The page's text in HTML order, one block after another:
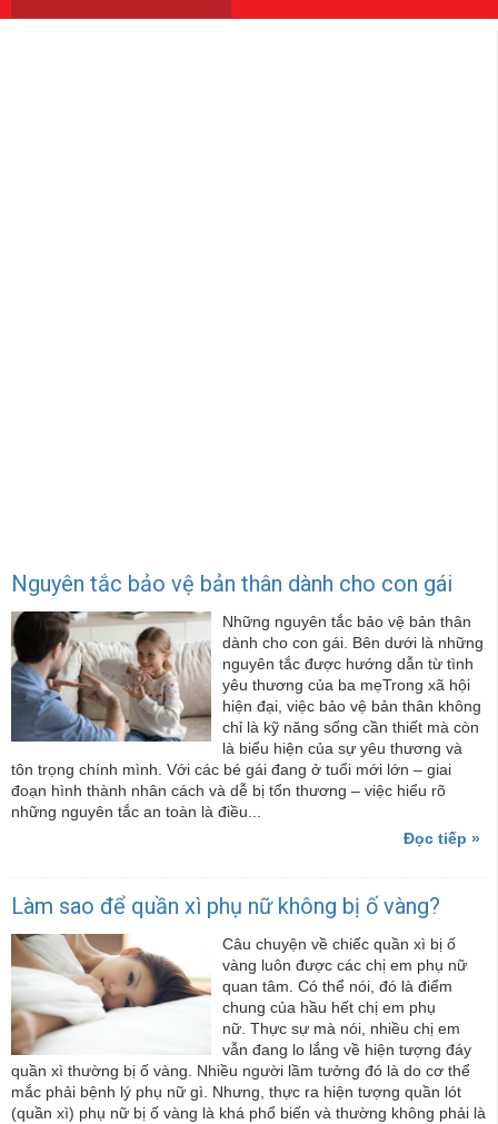
Nguyên tắc bảo vệ bản thân dành cho con gái
Những nguyên tắc bảo vệ bản thân
dành cho con gái. Bên dưới là những
nguyên tắc được hướng dẫn từ tình
yêu thương của ba mẹTrong xã hội
hiện đại, việc bảo vệ bản thân không
chỉ là kỹ năng sống cần thiết mà còn
là biểu hiện của sự yêu thương và
tôn trọng chính mình. Với các bé gái đang ở tuổi mới lớn – giai
đoạn hình thành nhân cách và dễ bị tổn thương – việc hiểu rõ
những nguyên tắc an toàn là điều...
Đọc tiếp »
Làm sao để quần xì phụ nữ không bị ố vàng?
Câu chuyện về chiếc quần xì bị ố
vàng luôn được các chị em phụ nữ
quan tâm. Có thể nói, đó là điểm
chung của hầu hết chị em phụ
nữ. Thực sự mà nói, nhiều chị em
vẫn đang lo lắng về hiện tượng đáy
quần xì thường bị ố vàng. Nhiều người lầm tưởng đó là do cơ thể
mắc phải bệnh lý phụ nữ gì. Nhưng, thực ra hiện tượng quần lót
(quần xì) phụ nữ bị ố vàng là khá phổ biến và thường không phải là